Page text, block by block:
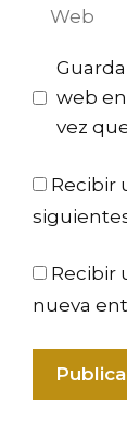
Web
web
vez
Recibir
Recibir
nueva